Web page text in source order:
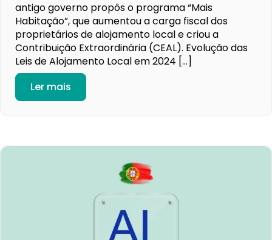
antigo governo propôs o programa “Mais
Habitação”, que aumentou a carga fiscal dos
proprietários de alojamento local e criou a
Contribuição Extraordinária (CEAL). Evolução das
Leis de Alojamento Local em 2024 […]
Ler mais